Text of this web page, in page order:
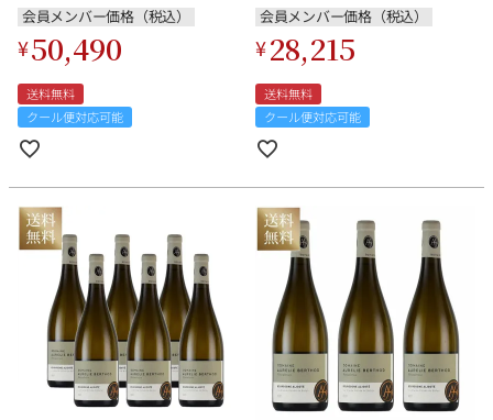
会員メンバー価格（税込）
¥50,490
送料無料
クール便対応可能
会員メンバー価格（税込）
¥28,215
送料無料
クール便対応可能